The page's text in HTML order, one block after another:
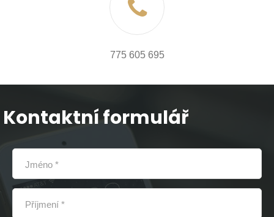
775 605 695
Kontaktní formulář